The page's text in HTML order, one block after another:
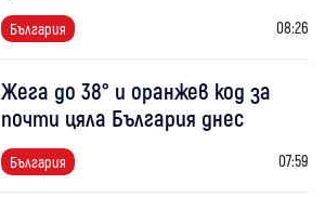
България 08:26
Жега до 38° и оранжев код за
почти цяла България днес
България 07:59